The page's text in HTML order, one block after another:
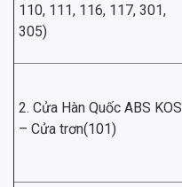
110, 111, 116, 117, 301,
305)
2. Cửa Hàn Quốc ABS KOS
– Cửa trơn(101)